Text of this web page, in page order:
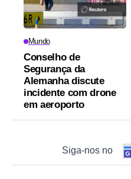
Mundo
Conselho de
Segurança da
Alemanha discute
incidente com drone
em aeroporto
Siga-nos no